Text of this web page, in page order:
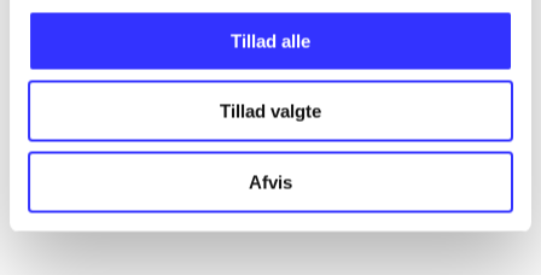
Tillad alle
Tillad valgte
Afvis
...